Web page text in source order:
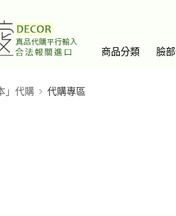
商品分類 臉
」代購 代購專區